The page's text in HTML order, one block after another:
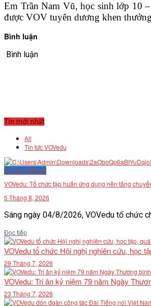
Em Trần Nam Vũ, học sinh lớp 10
được VOV tuyên dương khen
Bình luận
Bình luận
Tin mới nhất
All
Tin tức VOVedu
Tin tức VOVedu
VOVedu: Tổ chức tập huấn ứng dụng nền tảng
5 Tháng 8, 2026
Sáng ngày 04/8/2026, VOVedu tổ chức
Đọc tiếpDetails
VOVedu tổ chức Hội nghị nghiên cứu, học
29 Tháng 7, 2026
VOVedu: Tri ân kỷ niệm 79 năm Ngày
23 Tháng 7, 2026